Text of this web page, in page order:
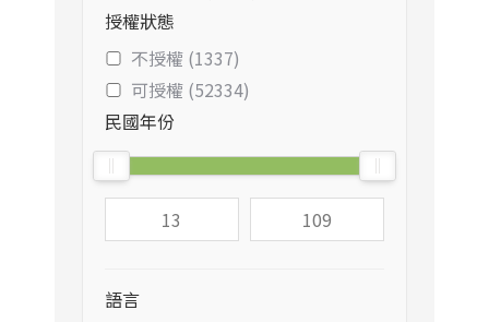
授權狀態
不授權 (1337)
可授權 (52334)
民國年份
語言